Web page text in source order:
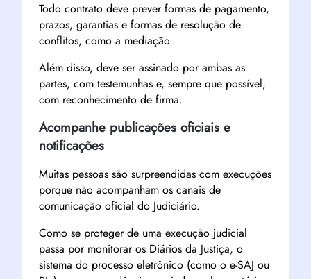
Todo contrato deve prever formas de pagamento,
prazos, garantias e formas de resolução de
conflitos, como a mediação.
Além disso, deve ser assinado por ambas as
partes, com testemunhas e, sempre que possível,
com reconhecimento de firma.
Acompanhe publicações oficiais e
notificações
Muitas pessoas são surpreendidas com execuções
porque não acompanham os canais de
comunicação oficial do Judiciário.
Como se proteger de uma execução judicial
passa por monitorar os Diários da Justiça, o
sistema do processo eletrônico (como o e-SAJ ou